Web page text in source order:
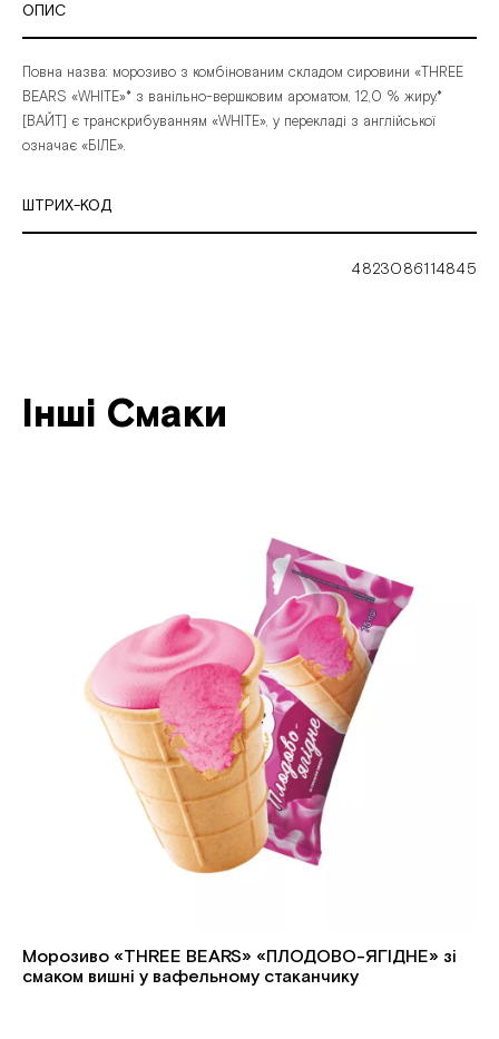
ОПИС
Повна назва: морозиво з комбінованим складом сировини «THREE
BEARS «WHITE»* з ванільно-вершковим ароматом, 12,0 % жиру.*
[ВАЙТ] є транскрибуванням «WHITE», у перекладі з англійської
означає «БІЛЕ».
ШТРИХ-КОД
4823086114845
Інші Смаки
Морозиво «THREE BEARS» «ПЛОДОВО-ЯГІДНЕ» зі
смаком вишні у вафельному стаканчику